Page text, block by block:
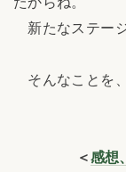
新たなステー
そんなことを
＜感想